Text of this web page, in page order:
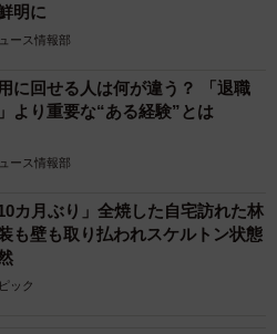
明に
ース情報部
に回せる人は何が違う？ 「退職
より重要な“ある経験”とは
ース情報部
カ月ぶり」全焼した自宅訪れた林
も壁も取り払われスケルトン状態
ック